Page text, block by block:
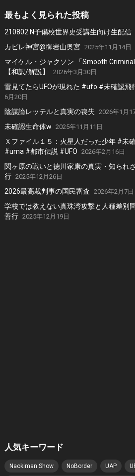
最もよく見られた投稿
210802 N予備校世界史受講生向け生配信
カビレ神宮@御岩山奥宮 2025年11月14日
マイケル・ジャクソン 「Smooth
【和訳/解説】
2026年3月30日
雷見てたらUFOが現れた #ufo #未確認飛
6月20日
陰謀論レッテルと真実の喪失 2026年1月
未確認生命体w 2025年11月11日
Ｘファイル１５：火星人だった少年 #未
#uma #都市伝説 #UFO 2026年2月16日
関ヶ原の戦いと徳川家康の真実・知られ
行 2025年12月26日
2026最高裁判事の国民審査 2026年2月7日
学校では教えない真珠湾攻撃と人種差別
善行 2025年12月19日
人気キーワード
Naokiman Show NoBorder UAP